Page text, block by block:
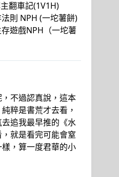
翻車記(1V1H)
法則 NPH (一坨薯餅)
存遊戲NPH（一坨薯
不過認真說，這本
粹是書荒才去看，
追我最早推的《水
就是看完可能會窒
，算一度君華的小